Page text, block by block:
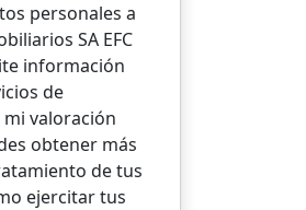
personales a
SA EFC
información
de
valoración
obtener más
de tus
ejercitar tus